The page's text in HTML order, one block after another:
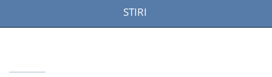
STIRI